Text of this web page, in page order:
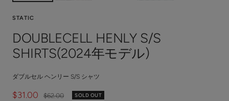
STATIC
DOUBLECELL HENLY S/S
SHIRTS(2024年モデル)
ダブルセル ヘンリー S/S シャツ
Sale
$31.00
Regular
$62.00 SOLD OUT